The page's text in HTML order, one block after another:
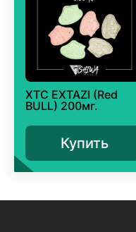
XTC EXTAZI (Red
BULL) 200мг.
Купить